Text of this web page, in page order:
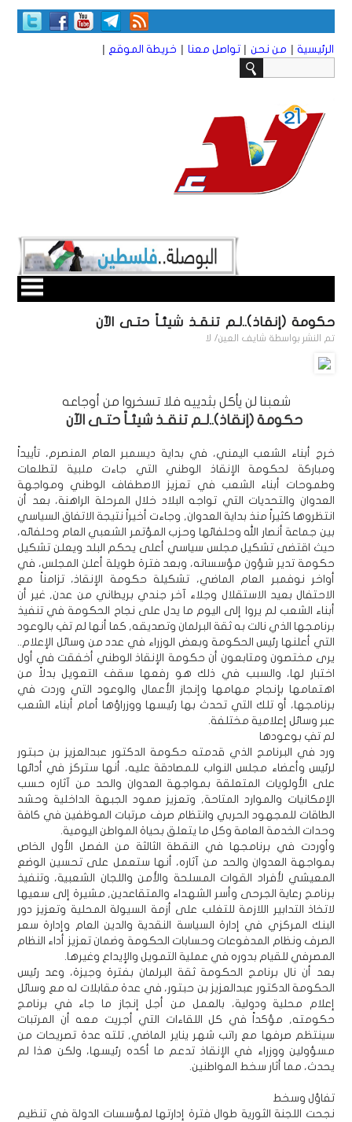
الرئيسية | من نحن | تواصل معنا | خريطة الموقع |
حكومة (إنقاذ)..لـم تنقـذ شيئـاً حتـى الآن
تم النشر بواسطة شايف العين/ لا
شعبنا لن يأكل بثدييه فلا تسخروا من أوجاعه
حكومة (إنقاذ)..لـم تنقـذ شيئـاً حتـى الآن
خرج أبناء الشعب اليمني، في بداية ديسمبر العام المنصرم، تأييداً
ومباركة لحكومة الإنقاذ الوطني التي جاءت ملبية لتطلعات
وطموحات أبناء الشعب في تعزيز الاصطفاف الوطني ومواجهة
العدوان والتحديات التي تواجه البلاد خلال المرحلة الراهنة، بعد أن
انتظروها كثيراً منذ بداية العدوان, وجاءت أخيراً نتيجة الاتفاق السياسي
بين جماعة أنصار الله وحلفائها وحزب المؤتمر الشعبي العام وحلفائه،
حيث اقتضى تشكيل مجلس سياسي أعلى يحكم البلد ويعلن تشكيل
حكومة تدير شؤون مؤسساته، وبعد فترة طويلة أعلن المجلس، في
أواخر نوفمبر العام الماضي، تشكيلة حكومة الإنقاذ، تزامناً مع
الاحتفال بعيد الاستقلال وجلاء آخر جندي بريطاني من عدن, غير أن
أبناء الشعب لم يروا إلى اليوم ما يدل على نجاح الحكومة في تنفيذ
برنامجها الذي نالت به ثقة البرلمان وتصديقه, كما أنها لم تفِ بالوعود
التي أعلنها رئيس الحكومة وبعض الوزراء في عدد من وسائل الإعلام..
يرى مختصون ومتابعون أن حكومة الإنقاذ الوطني أخفقت في أول
اختبار لها، والسبب في ذلك هو رفعها سقف التعويل بدلاً من
اهتمامها بإنجاح مهامها وإنجاز الأعمال والوعود التي وردت في
برنامجها، أو تلك التي تحدث بها رئيسها ووزراؤها أمام أبناء الشعب
عبر وسائل إعلامية مختلفة.
لم تفِ بوعودها
ورد في البرنامج الذي قدمته حكومة الدكتور عبدالعزيز بن حبتور
لرئيس وأعضاء مجلس النواب للمصادقة عليه، أنها ستركز في أدائها
على الأولويات المتعلقة بمواجهة العدوان والحد من آثاره حسب
الإمكانيات والموارد المتاحة, وتعزيز صمود الجبهة الداخلية وحشد
الطاقات للمجهود الحربي وانتظام صرف مرتبات الموظفين في كافة
وحدات الخدمة العامة وكل ما يتعلق بحياة المواطن اليومية.
وأوردت في برنامجها في النقطة الثالثة من الفصل الأول الخاص
بمواجهة العدوان والحد من آثاره، أنها ستعمل على تحسين الوضع
المعيشي لأفراد القوات المسلحة والأمن واللجان الشعبية، وتنفيذ
برنامج رعاية الجرحى وأسر الشهداء والمتقاعدين, مشيرة إلى سعيها
لاتخاذ التدابير اللازمة للتغلب على أزمة السيولة المحلية وتعزيز دور
البنك المركزي في إدارة السياسة النقدية والدين العام وإدارة سعر
الصرف ونظام المدفوعات وحسابات الحكومة وضمان تعزيز أداء النظام
المصرفي للقيام بدوره في عملية التمويل والإيداع وغيرها.
بعد أن نال برنامج الحكومة ثقة البرلمان بفترة وجيزة، وعد رئيس
الحكومة الدكتور عبدالعزيز بن حبتور، في عدة مقابلات له مع وسائل
إعلام محلية ودولية، بالعمل من أجل إنجاز ما جاء في برنامج
حكومته, مؤكداً في كل اللقاءات التي أجريت معه أن المرتبات
سينتظم صرفها مع راتب شهر يناير الماضي, تلته عدة تصريحات من
مسؤولين ووزراء في الإنقاذ تدعم ما أكده رئيسها، ولكن هذا لم
يحدث، مما أثار سخط المواطنين.
تفاؤل وسخط
نجحت اللجنة الثورية طوال فترة إدارتها لمؤسسات الدولة في تنظيم